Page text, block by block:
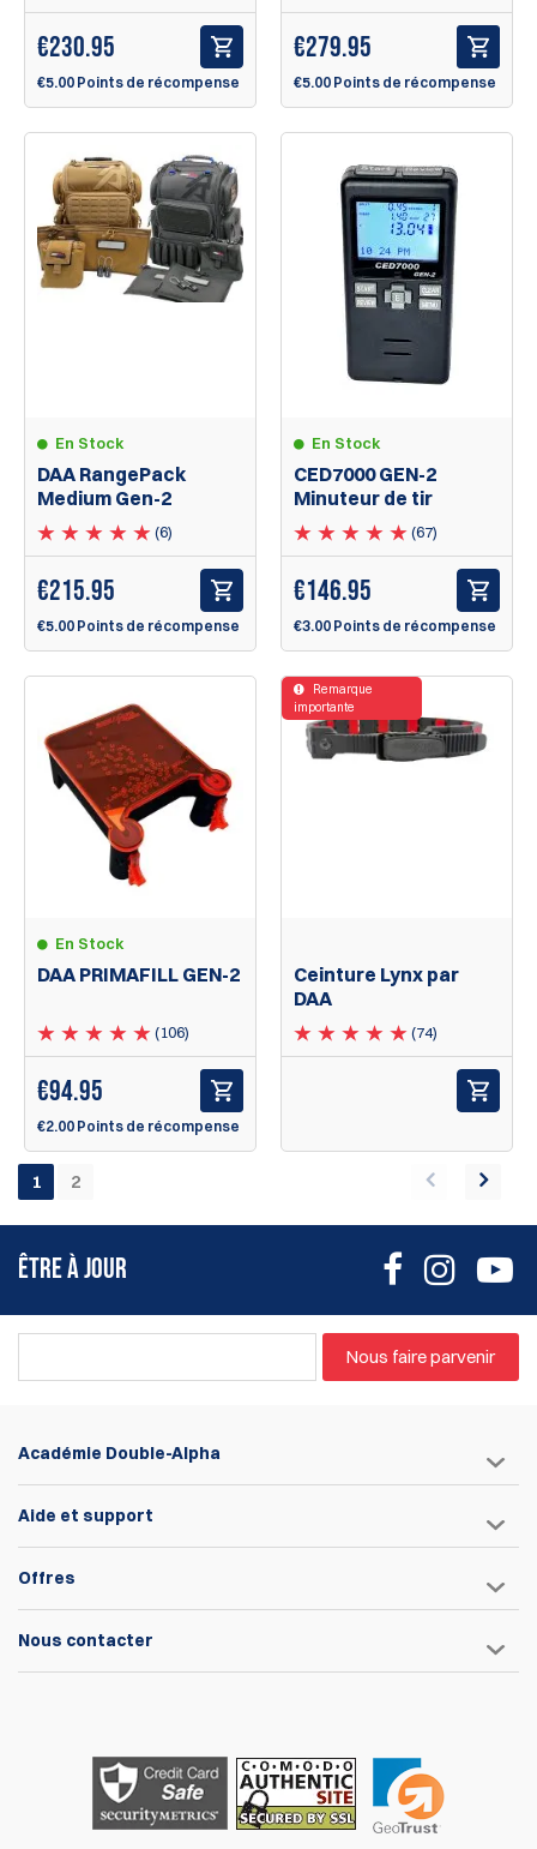
€230.95
€5.00 Points de récompense
€279.95
€5.00 Points de récompense
En Stock
DAA RangePack
Medium Gen-2
(6)
€215.95
€5.00 Points de récompense
En Stock
CED7000 GEN-2
Minuteur de tir
(67)
€146.95
€3.00 Points de récompense
En Stock
DAA PRIMAFILL GEN-2
(106)
€94.95
€2.00 Points de récompense
Ceinture Lynx par
DAA
(74)
Remarque
importante
1 2
ÊTRE À JOUR
Nous faire parvenir
Académie Double-Alpha
Aide et support
Offres
Nous contacter